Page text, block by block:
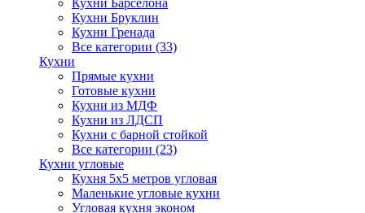
Кухни Барселона
Кухни Бруклин
Кухни Гренада
Все категории (33)
Кухни
Прямые кухни
Готовые кухни
Кухни из МДФ
Кухни из ЛДСП
Кухни с барной стойкой
Все категории (23)
Кухни угловые
Кухня 5х5 метров угловая
Маленькие угловые кухни
Угловая кухня эконом